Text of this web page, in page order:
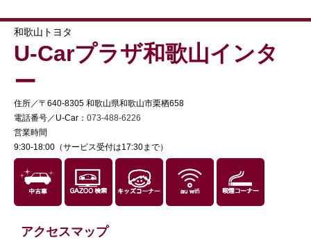
和歌山トヨタ
U-Carプラザ和歌山インタ
ー
住所／〒640-8305 和歌山県和歌山市栗栖658
電話番号／U-Car： 073-488-6226
営業時間
9:30-18:00（サービス受付は17:30まで）
アクセスマップ